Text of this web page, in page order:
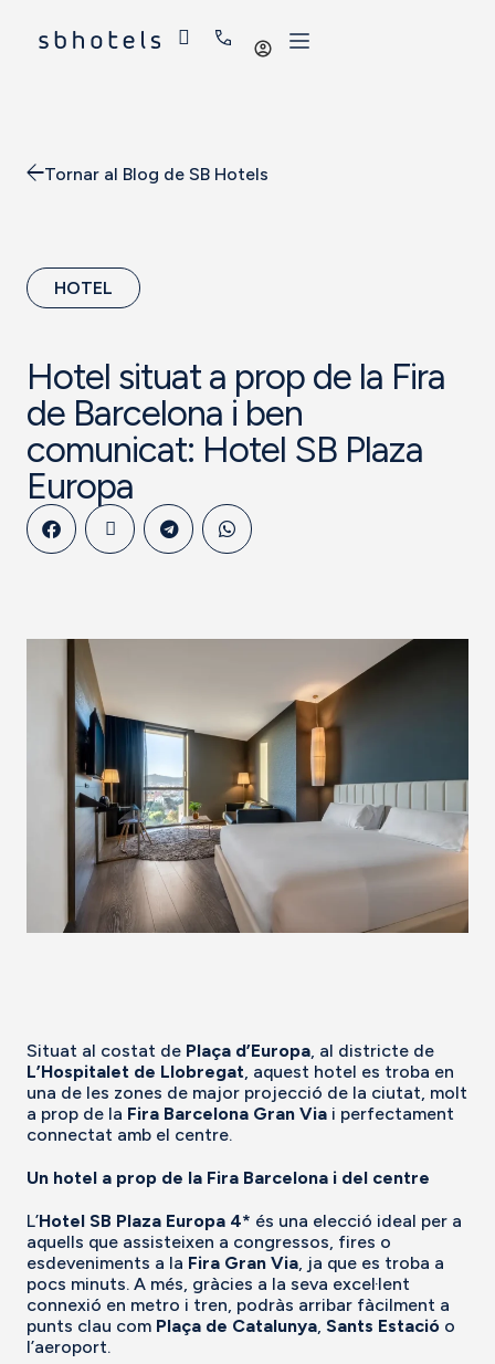
Iniciar
Tornar al Blog de SB Hotels
HOTEL
Hotel situat a prop de la Fira
de Barcelona i ben
comunicat: Hotel SB Plaza
Europa
Situat al costat de Plaça d’Europa, al districte de
L’Hospitalet de Llobregat, aquest hotel es troba en
una de les zones de major projecció de la ciutat, molt
a prop de la Fira Barcelona Gran Via i perfectament
connectat amb el centre.
Un hotel a prop de la Fira Barcelona i del centre
L’Hotel SB Plaza Europa 4* és una elecció ideal per a
aquells que assisteixen a congressos, fires o
esdeveniments a la Fira Gran Via, ja que es troba a
pocs minuts. A més, gràcies a la seva excel·lent
connexió en metro i tren, podràs arribar fàcilment a
punts clau com Plaça de Catalunya, Sants Estació o
l’aeroport.